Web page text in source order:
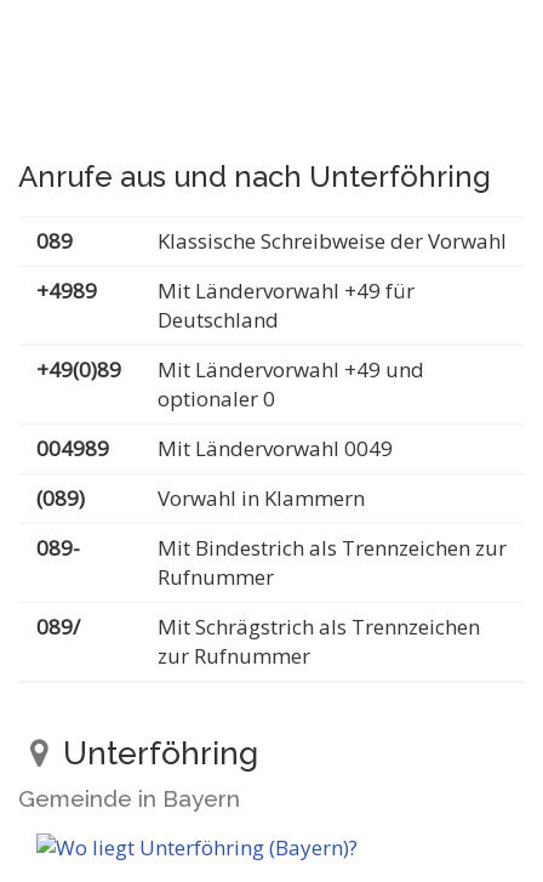
Anrufe aus und nach Unterföhring
089
Klassische Schreibweise der Vorwahl
+4989
Mit Ländervorwahl +49 für
Deutschland
+49(0)89
Mit Ländervorwahl +49 und
optionaler 0
004989
Mit Ländervorwahl 0049
(089)
Vorwahl in Klammern
089-
Mit Bindestrich als Trennzeichen zur
Rufnummer
089/
Mit Schrägstrich als Trennzeichen
zur Rufnummer
Unterföhring
Gemeinde in Bayern